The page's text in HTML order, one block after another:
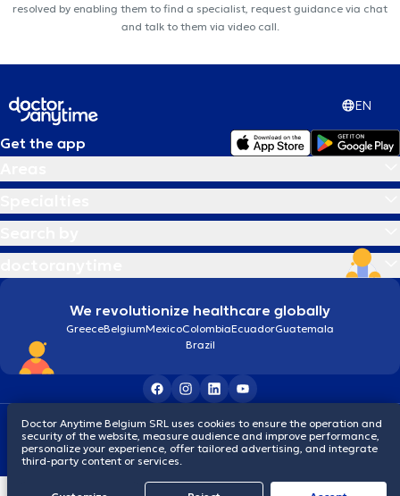
resolved by enabling them to find a specialist, request guidance via chat
and talk to them via video call.
EN
Get the app
We revolutionize healthcare globally
GreeceBelgiumMexicoColombiaEcuadorGuatemala
Brazil
Terms and conditionsCookiesPrivacy policy
© 2026 doctoranytime
Doctor Anytime Belgium SRL uses cookies to ensure the operation and
security of the website, measure audience and improve performance,
personalize your experience, offer tailored advertising, and integrate
third-party content or services.